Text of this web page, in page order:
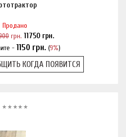
Продано
грн. 11750 грн.
- 1150 грн. (9%)
дешевле?
КОГДА ПОЯВИТСЯ